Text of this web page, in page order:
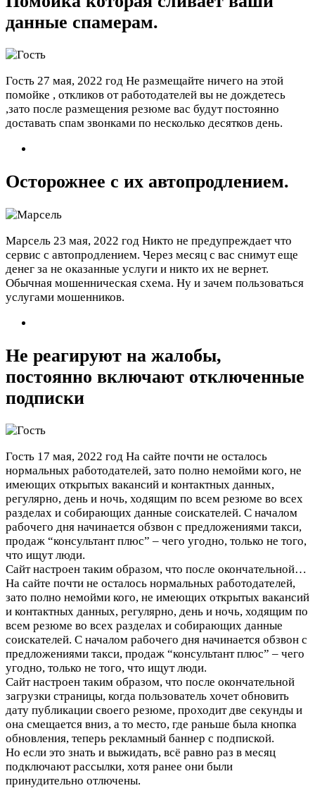
данные спамерам.
Гость 27 мая, 2022 год Не размещайте ничего на этой
помойке , откликов от работодателей вы не дождетесь
,зато после размещения резюме вас будут постоянно
доставать спам звонками по несколько десятков день.
Осторожнее с их автопродлением.
Марсель 23 мая, 2022 год Никто не предупреждает что
сервис с автопродлением. Через месяц с вас снимут еще
денег за не оказанные услуги и никто их не вернет.
Обычная мошенническая схема. Ну и зачем пользоваться
услугами мошенников.
Не реагируют на жалобы,
постоянно включают отключенные
подписки
Гость 17 мая, 2022 год На сайте почти не осталось
нормальных работодателей, зато полно немойми кого, не
имеющих открытых вакансий и контактных данных,
регулярно, день и ночь, ходящим по всем резюме во всех
разделах и собирающих данные соискателей. С началом
рабочего дня начинается обзвон с предложениями такси,
продаж “консультант плюс” – чего угодно, только не того,
что ищут люди.
Сайт настроен таким образом, что после окончательной…
На сайте почти не осталось нормальных работодателей,
зато полно немойми кого, не имеющих открытых вакансий
и контактных данных, регулярно, день и ночь, ходящим по
всем резюме во всех разделах и собирающих данные
соискателей. С началом рабочего дня начинается обзвон с
предложениями такси, продаж “консультант плюс” – чего
угодно, только не того, что ищут люди.
Сайт настроен таким образом, что после окончательной
загрузки страницы, когда пользователь хочет обновить
дату публикации своего резюме, проходит две секунды и
она смещается вниз, а то место, где раньше была кнопка
обновления, теперь рекламный баннер с подпиской.
Но если это знать и выжидать, всё равно раз в месяц
подключают рассылки, хотя ранее они были
принудительно отлючены.